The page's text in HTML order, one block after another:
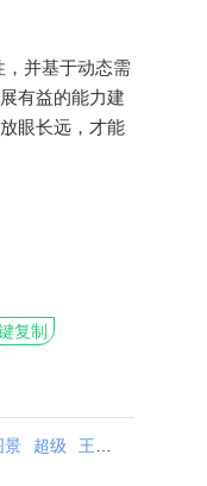
并基于动态需
有益的能力建
眼长远，才能
复制
景 超级 王成